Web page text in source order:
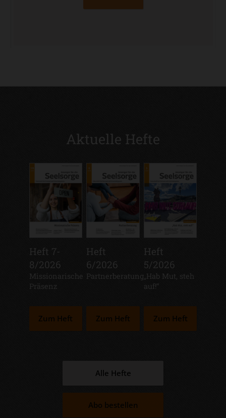
Aktuelle Hefte
Heft 7-
8/2026
:
Missionarische
Präsenz
Zum Heft
Heft
6/2026
:
Partnerberatung
Zum Heft
Heft
5/2026
:
„Hab Mut, steh
auf!“
Zum Heft
Alle Hefte
Abo bestellen